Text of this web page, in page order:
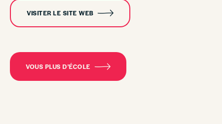
VISITER LE SITE WEB
VOUS PLUS D’ÉCOLE